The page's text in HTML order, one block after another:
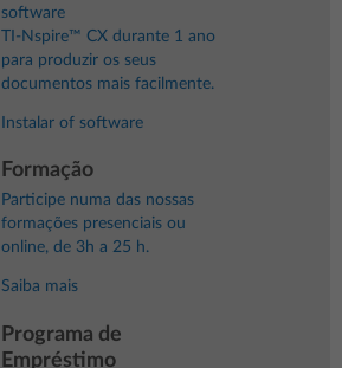
software
TI-Nspire™ CX durante 1 ano
para produzir os seus
documentos mais facilmente.
Instalar of software
Formação
Participe numa das nossas
formações presenciais ou
online, de 3h a 25 h.
Saiba mais
Programa de
Empréstimo